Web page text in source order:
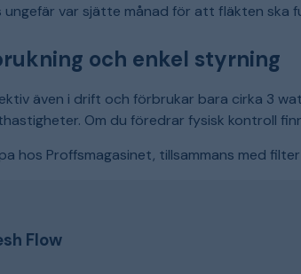
var sjätte månad för att fläkten ska
och enkel styrning
även i drift och förbrukar bara cirka 3
Om du föredrar fysisk kontroll
hos Proffsmagasinet, tillsammans med
Flow